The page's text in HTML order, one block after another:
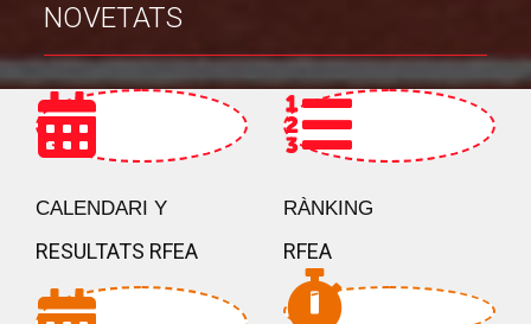
NOVETATS
CALENDARI Y
RESULTATS RFEA
RÀNKING
RFEA